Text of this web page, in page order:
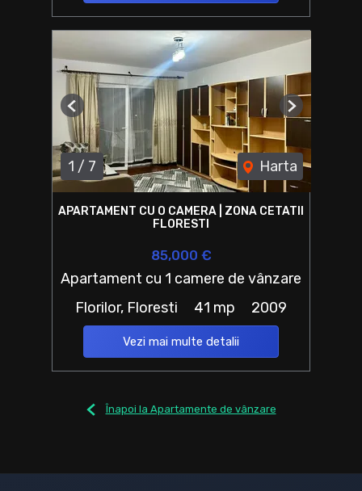
1 / 7 Harta
Previous Next
APARTAMENT CU O CAMERA | ZONA CETATII
FLORESTI
85,000 €
Apartament cu 1 camere de vânzare
Florilor, Floresti
41 mp 2009
Vezi mai multe detalii
Înapoi la Apartamente de vânzare